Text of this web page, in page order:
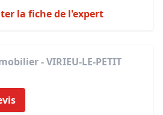
la fiche de l'expert
- VIRIEU-LE-PETIT